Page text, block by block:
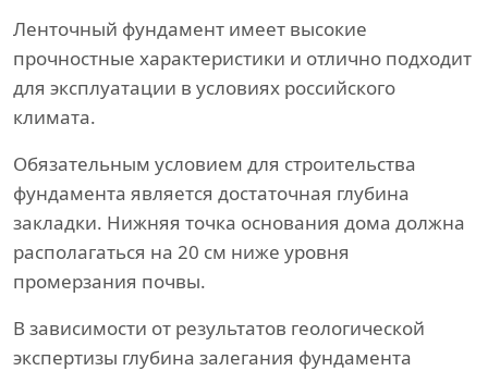
Ленточный фундамент имеет высокие
прочностные характеристики и отлично подходит
для эксплуатации в условиях российского
климата.
Обязательным условием для строительства
фундамента является достаточная глубина
закладки. Нижняя точка основания дома должна
располагаться на 20 см ниже уровня
промерзания почвы.
В зависимости от результатов геологической
экспертизы глубина залегания фундамента